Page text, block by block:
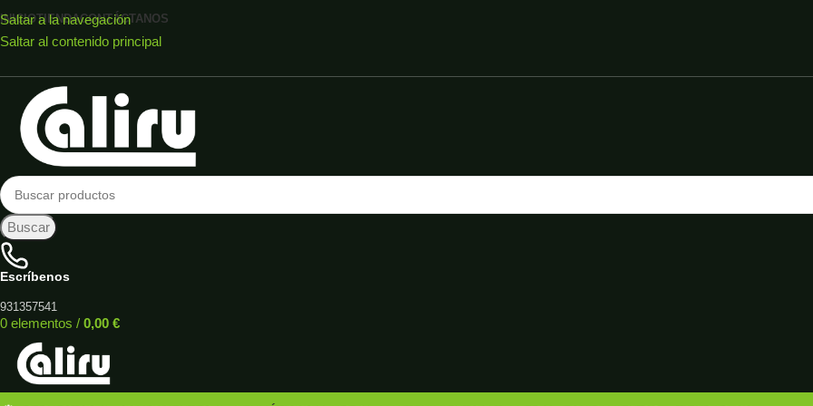
Saltar a la navegación
Saltar al contenido principal
INICIOTIENDACONTÁCTANOS
Buscar
Escríbenos
931357541
0 elementos / 0,00 €